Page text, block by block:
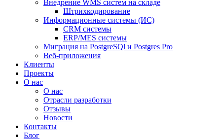
Внедрение WMS систем на складе
Штрихкодирование
Информационные системы (ИС)
CRM системы
ERP/MES системы
Миграция на PostgreSQl и Postgres Pro
Веб-приложения
Клиенты
Проекты
О нас
О нас
Отрасли разработки
Отзывы
Новости
Контакты
Блог